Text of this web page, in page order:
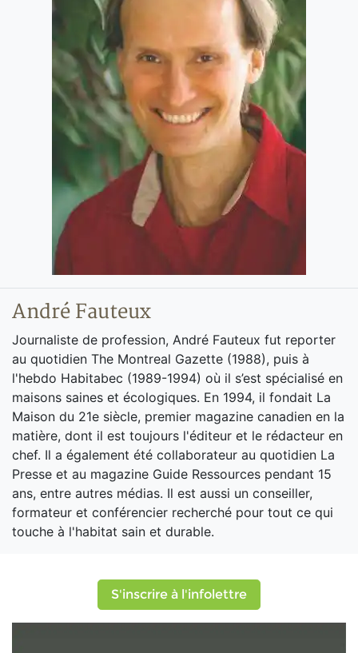
André Fauteux
Journaliste de profession, André Fauteux fut reporter
au quotidien The Montreal Gazette (1988), puis à
l'hebdo Habitabec (1989-1994) où il s’est spécialisé en
maisons saines et écologiques. En 1994, il fondait La
Maison du 21e siècle, premier magazine canadien en la
matière, dont il est toujours l'éditeur et le rédacteur en
chef. Il a également été collaborateur au quotidien La
Presse et au magazine Guide Ressources pendant 15
ans, entre autres médias. Il est aussi un conseiller,
formateur et conférencier recherché pour tout ce qui
touche à l'habitat sain et durable.
S'inscrire à l'infolettre